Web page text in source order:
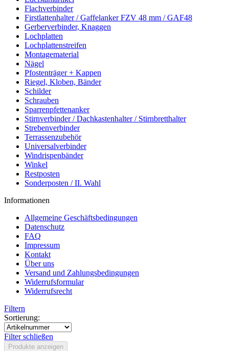
Flachverbinder
Firstlattenhalter / Gaffelanker FZV 48 mm / GAF48
Gerberverbinder, Knaggen
Lochplatten
Lochplattenstreifen
Montagematerial
Nägel
Pfostenträger + Kappen
Riegel, Kloben, Bänder
Schilder
Schrauben
Sparrenpfettenanker
Stirnverbinder / Dachkastenhalter / Stirnbretthalter
Strebenverbinder
Terrassenzubehör
Universalverbinder
Windrispenbänder
Winkel
Restposten
Sonderposten / II. Wahl
Informationen
Allgemeine Geschäftsbedingungen
Datenschutz
FAQ
Impressum
Kontakt
Über uns
Versand und Zahlungsbedingungen
Widerrufsformular
Widerrufsrecht
Filtern
Sortierung:
Filter schließen
Produkte anzeigen